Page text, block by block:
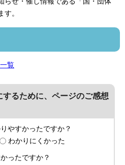
。
覧
るために、ページのご感想
やすかったですか？
わかりにくかった
ったですか？